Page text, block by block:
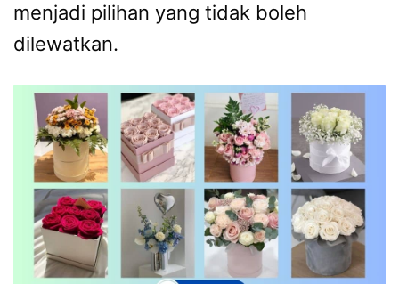
menjadi pilihan yang tidak boleh
dilewatkan.